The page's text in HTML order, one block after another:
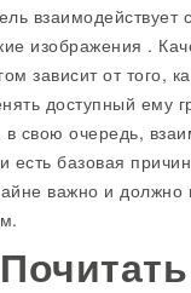
взаимодействует
изображения .
зависит от того,
доступный ему
свою очередь,
есть базовая
важно и должно